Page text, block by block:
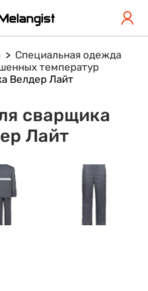
Специальная одежда
температур
Велдер Лайт
сварщика
Лайт